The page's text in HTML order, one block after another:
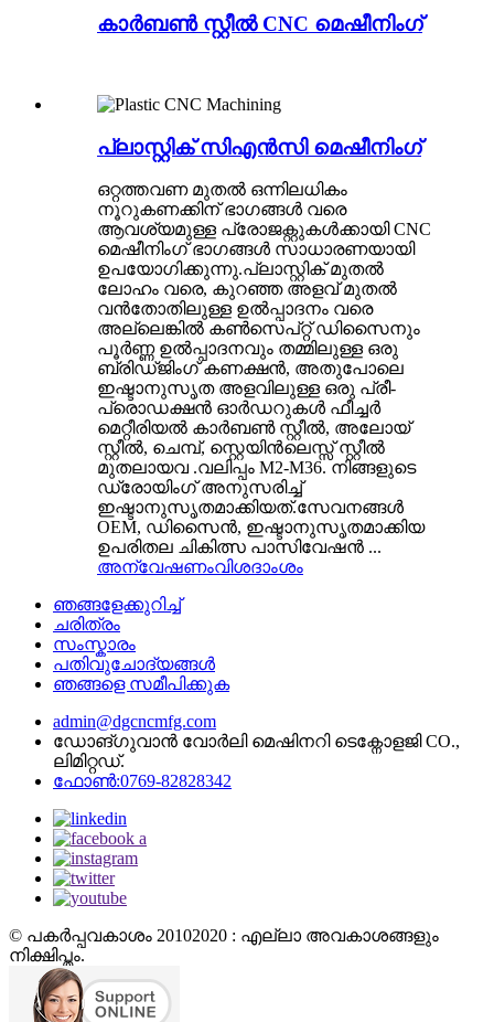
കാർബൺ സ്റ്റീൽ CNC മെഷീനിംഗ്
പ്ലാസ്റ്റിക് സിഎൻസി മെഷീനിംഗ്
ഒറ്റത്തവണ മുതൽ ഒന്നിലധികം
നൂറുകണക്കിന് ഭാഗങ്ങൾ വരെ
ആവശ്യമുള്ള പ്രോജക്റ്റുകൾക്കായി CNC
മെഷീനിംഗ് ഭാഗങ്ങൾ സാധാരണയായി
ഉപയോഗിക്കുന്നു.പ്ലാസ്റ്റിക് മുതൽ
ലോഹം വരെ, കുറഞ്ഞ അളവ് മുതൽ
വൻതോതിലുള്ള ഉൽപ്പാദനം വരെ
അല്ലെങ്കിൽ കൺസെപ്റ്റ് ഡിസൈനും
പൂർണ്ണ ഉൽപ്പാദനവും തമ്മിലുള്ള ഒരു
ബ്രിഡ്ജിംഗ് കണക്ഷൻ, അതുപോലെ
ഇഷ്ടാനുസൃത അളവിലുള്ള ഒരു പ്രീ-
പ്രൊഡക്ഷൻ ഓർഡറുകൾ ഫീച്ചർ
മെറ്റീരിയൽ കാർബൺ സ്റ്റീൽ, അലോയ്
സ്റ്റീൽ, ചെമ്പ്, സ്റ്റെയിൻലെസ്സ് സ്റ്റീൽ
മുതലായവ .വലിപ്പം M2-M36. നിങ്ങളുടെ
ഡ്രോയിംഗ് അനുസരിച്ച്
ഇഷ്ടാനുസൃതമാക്കിയത്.സേവനങ്ങൾ
OEM, ഡിസൈൻ, ഇഷ്ടാനുസൃതമാക്കിയ
ഉപരിതല ചികിത്സ പാസിവേഷൻ ...
അന്വേഷണംവിശദാംശം
ഞങ്ങളേക്കുറിച്ച്
ചരിത്രം
സംസ്കാരം
പതിവുചോദ്യങ്ങൾ
ഞങ്ങളെ സമീപിക്കുക
admin@dgcncmfg.com
ഡോങ്ഗുവാൻ വോർലി മെഷിനറി ടെക്നോളജി CO.,
ലിമിറ്റഡ്.
ഫോൺ:0769-82828342
© പകർപ്പവകാശം 20102020 : എല്ലാ അവകാശങ്ങളും
നിക്ഷിപ്തം.